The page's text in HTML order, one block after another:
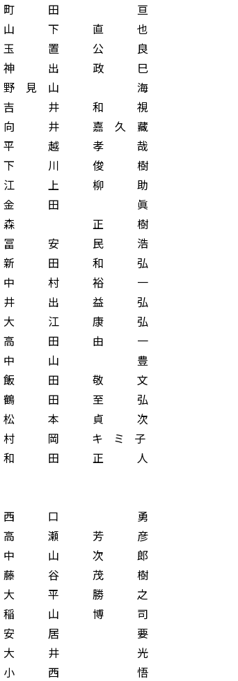
田 亘
下 直 也
置 公 良
出 政 巳
見 山 海
井 和 視
嘉 久 藏
越 孝 哉
川 俊 樹
上 柳 助
田 眞
正 樹
安 民 浩
田 和 弘
村 裕 一
出 益 弘
江 康 弘
田 由 一
山 豊
田 敬 文
田 至 弘
本 貞 次
キ ミ 子
田 正 人
口 勇
瀬 芳 彦
山 次 郎
茂 樹
平 勝 之
山 博 司
居 要
大 井 光
小 西 悟